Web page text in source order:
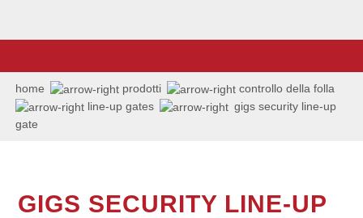
home prodotti
controllo della folla
line-up gates
gigs security line-up
gate
GIGS SECURITY LINE-UP